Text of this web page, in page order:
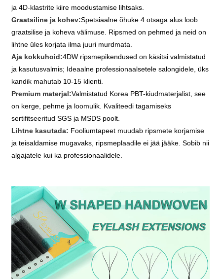
ja 4D-klastrite kiire moodustamise lihtsaks.
Graatsiline ja kohev:Spetsiaalne õhuke 4 otsaga alus loob
graatsilise ja koheva välimuse. Ripsmed on pehmed ja neid on
lihtne üles korjata ilma juuri murdmata.
Aja kokkuhoid:4DW ripsmepikendused on käsitsi valmistatud
ja kasutusvalmis; Ideaalne professionaalsetele salongidele, üks
kandik mahutab 10-15 klienti.
Premium materjal:Valmistatud Korea PBT-kiudmaterjalist, see
on kerge, pehme ja loomulik. Kvaliteedi tagamiseks
sertifitseeritud SGS ja MSDS poolt.
Lihtne kasutada: Fooliumtapeet muudab ripsmete korjamise
ja teisaldamise mugavaks, ripsmeplaadile ei jää jääke. Sobib nii
algajatele kui ka professionaalidele.